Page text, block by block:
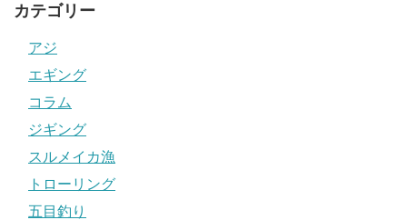
カテゴリー
アジ
エギング
コラム
ジギング
スルメイカ漁
トローリング
五目釣り